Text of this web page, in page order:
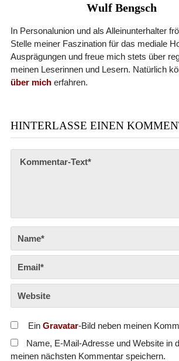
Wulf Bengsch
In Personalunion und als Alleinunterhalter
Stelle meiner Faszination für das mediale
Ausprägungen und freue mich stets über
meinen Leserinnen und Lesern. Natürlich
über micherfahren.
HINTERLASSE EINEN
Ein Gravatar-Bild neben meinen
Name, E-Mail-Adresse und Website in
meinen nächsten Kommentar speichern.